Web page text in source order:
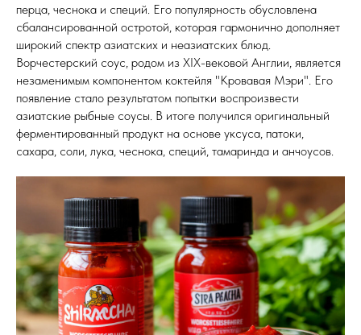
перца, чеснока и специй. Его популярность обусловлена
сбалансированной остротой, которая гармонично дополняет
широкий спектр азиатских и неазиатских блюд.
Ворчестерский соус, родом из XIX-вековой Англии, является
незаменимым компонентом коктейля "Кровавая Мэри". Его
появление стало результатом попытки воспроизвести
азиатские рыбные соусы. В итоге получился оригинальный
ферментированный продукт на основе уксуса, патоки,
сахара, соли, лука, чеснока, специй, тамаринда и анчоусов.